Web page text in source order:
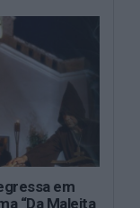
em
“Da Maleita